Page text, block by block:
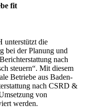
fit
unterstützt die
bei der Planung und
nach
steuern“. Mit diesem
Betriebe aus Baden-
nach CSRD &
von
werden.